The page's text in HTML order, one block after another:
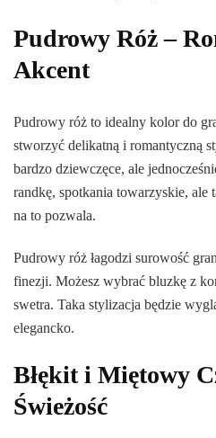
Pudrowy Róż –
Akcent
Pudrowy róż to idealny kolor do
stworzyć delikatną i romantyczną
bardzo dziewczęce, ale
randkę, spotkania towarzyskie, ale
na to pozwala.
Pudrowy róż łagodzi surowość
finezji. Możesz wybrać bluzkę z
swetra. Taka stylizacja będzie
elegancko.
Błękit i Miętowy
Świeżość